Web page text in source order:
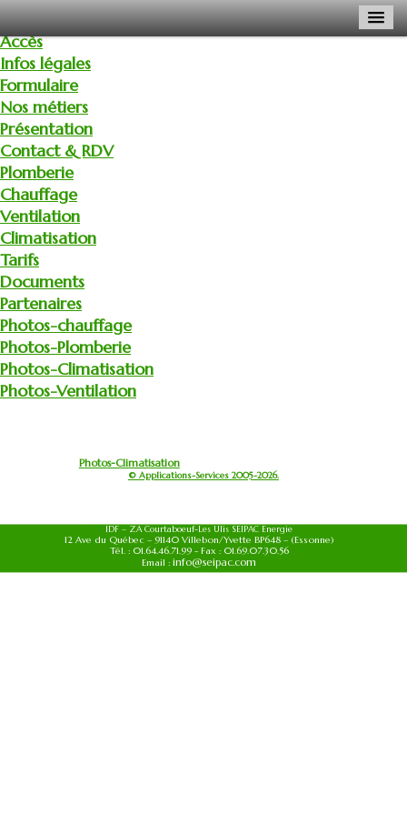
Accès
Infos légales
Formulaire
Nos métiers
Présentation
Contact & RDV
Plomberie
Chauffage
Ventilation
Climatisation
Tarifs
Documents
Partenaires
Photos-chauffage
Photos-Plomberie
Photos-Climatisation
Photos-Ventilation
Photos-Climatisation
© Applications-Services 2005-2026.
IDF – ZA Courtaboeuf-Les Ulis SEIPAC Energie
12 Ave du Québec – 91140 Villebon/Yvette BP648 – (Essonne)
Tél. : 01.64.46.71.99 - Fax : 01.69.07.30.56
Email : info@seipac.com